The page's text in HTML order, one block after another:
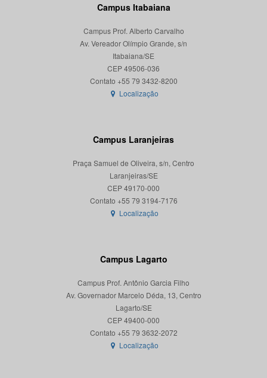
Campus Itabaiana
Campus Prof. Alberto Carvalho
Av. Vereador Olímpio Grande, s/n
Itabaiana/SE
CEP 49506-036
Localização
Campus Laranjeiras
Praça Samuel de Oliveira, s/n, Centro
Laranjeiras/SE
CEP 49170-000
Localização
Campus Lagarto
Campus Prof. Antônio Garcia Filho
Av. Governador Marcelo Déda, 13, Centro
Lagarto/SE
CEP 49400-000
Localização